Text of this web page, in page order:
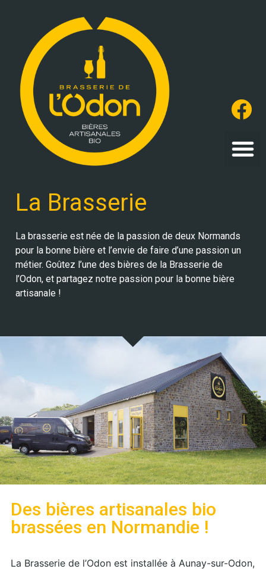
La Brasserie
La brasserie est née de la passion de deux Normands
pour la bonne bière et l’envie de faire d’une passion un
métier. Goûtez l’une des bières de la Brasserie de
l’Odon, et partagez notre passion pour la bonne bière
artisanale !
Des bières artisanales bio
brassées en Normandie !
La Brasserie de l’Odon est installée à Aunay-sur-Odon,